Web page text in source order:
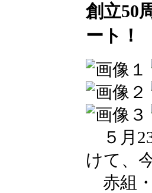
創立50
ート！
５月
けて、
赤組